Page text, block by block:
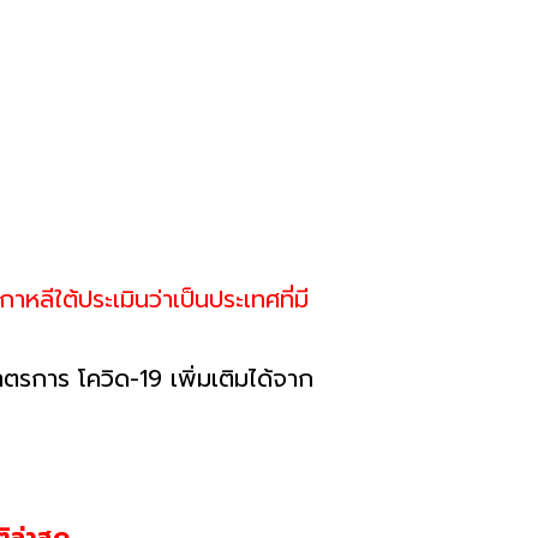
ลีใต้ประเมินว่าเป็นประเทศที่มี
รการ โควิด-19 เพิ่มเติมได้จาก